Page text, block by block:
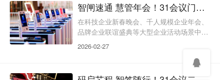
足等痛点，既让参会者在入场环节耗费过多
时间，也难以实现证件与活动服务的深度联
动，拉低整体会务体验。31会议深耕现场制
证-服务”一体化全
智闸速通 慧管年会！31会议门禁闸机解锁企业新春晚会通行新体验
在科技企业新春晚会、千人规模企业年会、
品牌企业联谊盛典等大型企业活动场景中，
进的核心环节。这类活动往往参会人数众
多、人群身份多元，涵盖企业员工、员工家
2026-02-27